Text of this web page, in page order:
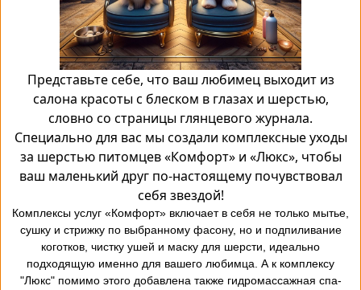
Представьте себе, что ваш любимец выходит из
салона красоты с блеском в глазах и шерстью,
словно со страницы глянцевого журнала.
Специально для вас мы создали комплексные уходы
за шерстью питомцев «Комфорт» и «Люкс», чтобы
ваш маленький друг по-настоящему почувствовал
себя звездой!
Комплексы услуг «Комфорт» включает в себя не только мытье,
сушку и стрижку по выбранному фасону, но и подпиливание
коготков, чистку ушей и маску для шерсти, идеально
подходящую именно для вашего любимца. А к комплексу
"Люкс" помимо этого добавлена также гидромассажная спа-